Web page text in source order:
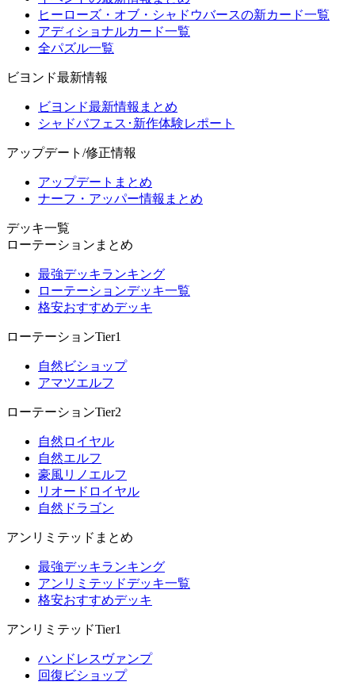
ヒーローズ・オブ・シャドウバースの新カード一覧
アディショナルカード一覧
全パズル一覧
ビヨンド最新情報
ビヨンド最新情報まとめ
シャドバフェス･新作体験レポート
アップデート/修正情報
アップデートまとめ
ナーフ・アッパー情報まとめ
デッキ一覧
ローテーションまとめ
最強デッキランキング
ローテーションデッキ一覧
格安おすすめデッキ
ローテーションTier1
自然ビショップ
アマツエルフ
ローテーションTier2
自然ロイヤル
自然エルフ
豪風リノエルフ
リオードロイヤル
自然ドラゴン
アンリミテッドまとめ
最強デッキランキング
アンリミテッドデッキ一覧
格安おすすめデッキ
アンリミテッドTier1
ハンドレスヴァンプ
回復ビショップ